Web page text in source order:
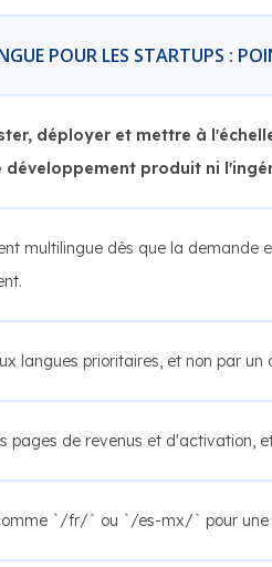
POUR LES STARTUPS :
déployer et mettre à
produit ni
multilingue dès que la demande
langues prioritaires, et non par un
pages de revenus et d'activation,
`/fr/` ou `/es-mx/` pour une